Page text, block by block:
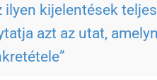
ilyen kijelentések
azt az utat,